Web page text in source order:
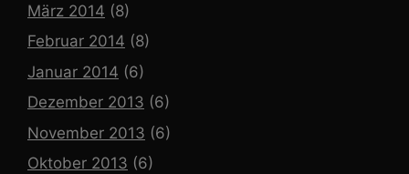
März 2014 (8)
Februar 2014 (8)
Januar 2014 (6)
Dezember 2013 (6)
November 2013 (6)
Oktober 2013 (6)